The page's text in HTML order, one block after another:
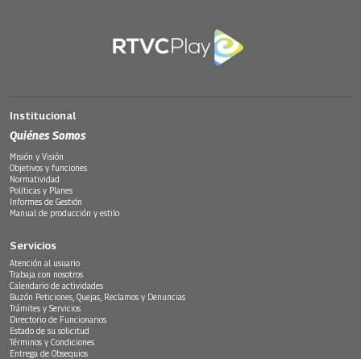
Institucional
Quiénes Somos
Misión y Visión
Objetivos y funciones
Normatividad
Políticas y Planes
Informes de Gestión
Manual de producción y estilo
Servicios
Atención al usuario
Trabaja con nosotros
Calendario de actividades
Buzón Peticiones, Quejas, Reclamos y Denuncias
Trámites y Servicios
Directorio de Funcionarios
Estado de su solicitud
Términos y Condiciones
Entrega de Obsequios